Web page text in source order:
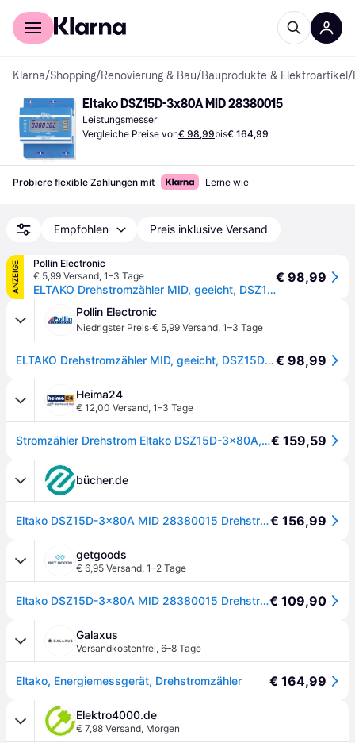
Für Shopper
Klarna/Shopping/Renovierung & Bau/Bauprodukte & Elektroartikel /
Eltako DSZ15D-3x80A MID 28380015
Leistungsmesser
Vergleiche Preise von€ 98,99bis€ 164,99
Probiere flexible Zahlungen mit Lerne wie
Empfohlen Preis inklusive Versand
ANZEIGE
Pollin Electronic
€ 5,99 Versand, 1–3 Tage
ELTAKO Drehstromzähler MID, geeicht, DSZ15D-3x80A
€ 98,99
Pollin Electronic
Niedrigster Preis·€ 5,99 Versand, 1–3 Tage
ELTAKO Drehstromzähler MID, geeicht, DSZ15D-3x80A€ 98,99
Heima24
€ 12,00 Versand, 1–3 Tage
Stromzähler Drehstrom Eltako DSZ15D-3x80A, MID geeicht€ 159,59
bücher.de
Eltako DSZ15D-3x80A MID 28380015 Drehstromzähler digital 80 A MID-konform: Ja 1 St. - Blau€ 156,99
getgoods
€ 6,95 Versand, 1–2 Tage
Eltako DSZ15D-3x80A MID 28380015 Drehstromzähler digital 80 A MID-konform: Ja 1 St.€ 109,90
Galaxus
Versandkostenfrei, 6–8 Tage
Eltako, Energiemessgerät, Drehstromzähler € 164,99
Elektro4000.de
€ 7,98 Versand, Morgen